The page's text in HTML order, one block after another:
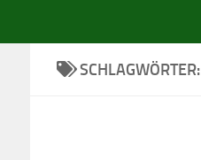
SCHLAGWÖRTER: